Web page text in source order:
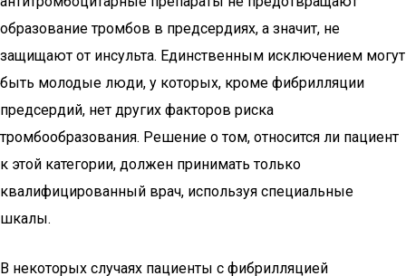
образование тромбов в предсердиях, а значит, не
защищают от инсульта. Единственным исключением могут
быть молодые люди, у которых, кроме фибрилляции
предсердий, нет других факторов риска
тромбообразования. Решение о том, относится ли пациент
к этой категории, должен принимать только
квалифицированный врач, используя специальные
шкалы.
В некоторых случаях пациенты с фибрилляцией